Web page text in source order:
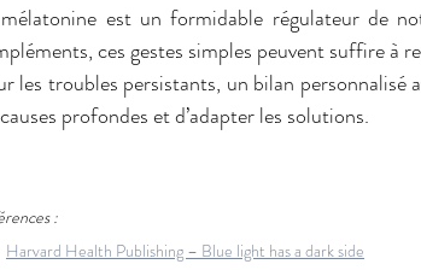
est un formidable régulateur de
ces gestes simples peuvent suffire à
les troubles persistants, un bilan
profondes et d’adapter les solutions.
:
Harvard Health Publishing – Blue light has a dark side